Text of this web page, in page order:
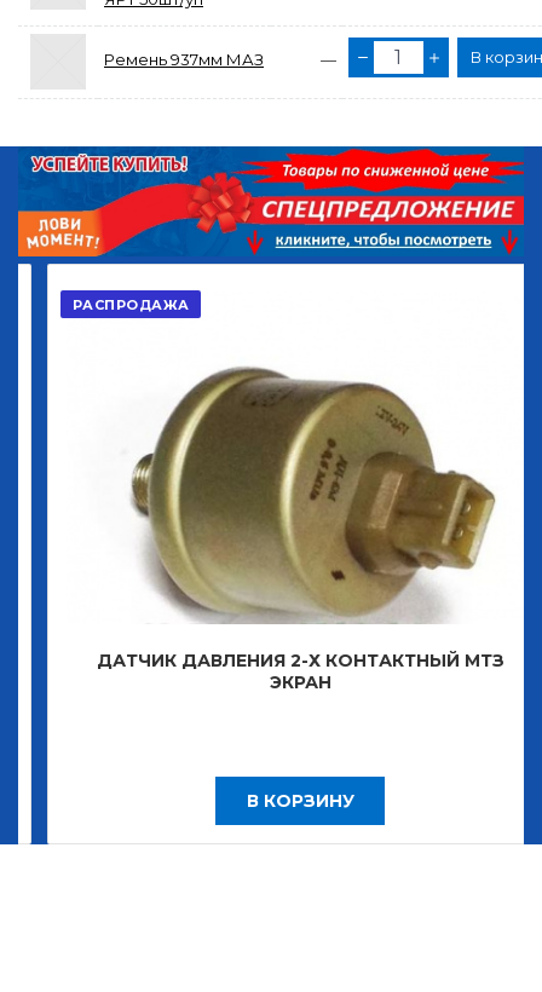
Ремень 937мм МАЗ — В
РАСПРОДАЖА
ДАТЧИК ДАВЛЕНИЯ 2-Х КОНТАКТНЫЙ МТЗ
ЭКРАН
В КОРЗИНУ